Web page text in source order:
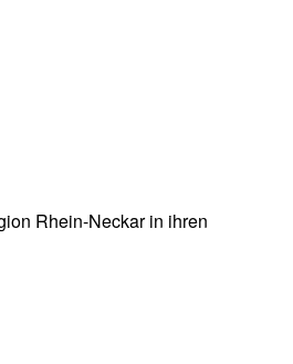
Rhein-Neckar in ihren